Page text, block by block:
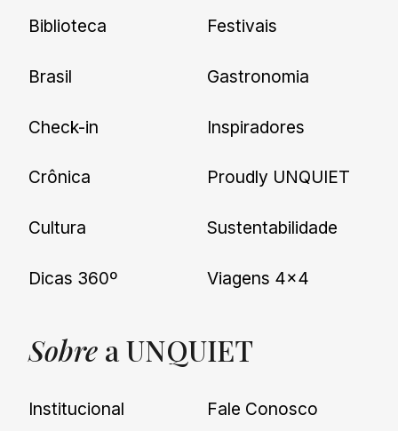
Biblioteca
Brasil
Check-in
Crônica
Cultura
Dicas 360º
Festivais
Gastronomia
Inspiradores
Proudly UNQUIET
Sustentabilidade
Viagens 4×4
Sobre a UNQUIET
Institucional Fale Conosco